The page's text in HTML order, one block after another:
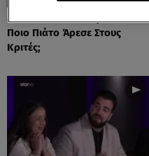
MasterChef Τελικός 2026:
Ποιο Πιάτο Άρεσε Στους
Κριτές;